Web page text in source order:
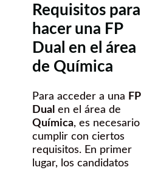
Requisitos para
hacer una FP
Dual en el área
de Química
Para acceder a una FP
Dual en el área de
Química, es necesario
cumplir con ciertos
requisitos. En primer
lugar, los candidatos